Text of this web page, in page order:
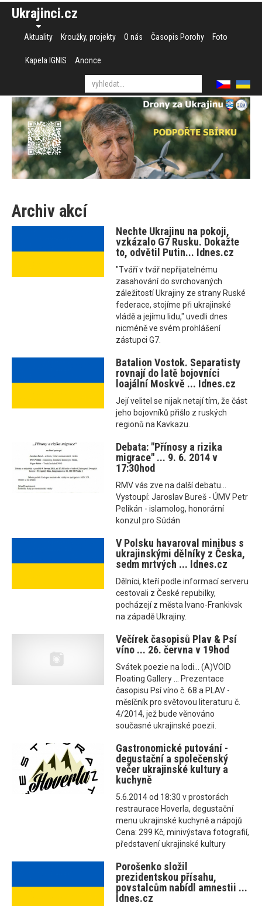
Ukrajinci.cz
Aktuality Kroužky, projekty O nás Časopis Porohy Foto
Kapela IGNIS Anonce
Archiv akcí
Nechte Ukrajinu na pokoji,
vzkázalo G7 Rusku. Dokažte
to, odvětil Putin... Idnes.cz
"Tváří v tvář nepřijatelnému
zasahování do svrchovaných
záležitostí Ukrajiny ze strany Ruské
federace, stojíme při ukrajinské
vládě a jejímu lidu," uvedli dnes
nicméně ve svém prohlášení
zástupci G7.
Batalion Vostok. Separatisty
rovnají do latě bojovníci
loajální Moskvě ... Idnes.cz
Její velitel se nijak netají tím, že část
jeho bojovníků přišlo z ruských
regionů na Kavkazu.
Debata: "Přínosy a rizika
migrace" ... 9. 6. 2014 v
17:30hod
RMV vás zve na další debatu...
Vystoupí: Jaroslav Bureš - ÚMV Petr
Pelikán - islamolog, honorární
konzul pro Súdán
V Polsku havaroval minibus s
ukrajinskými dělníky z Česka,
sedm mrtvých ... Idnes.cz
Dělníci, kteří podle informací serveru
cestovali z České repubilky,
pocházejí z města Ivano-Frankivsk
na západě Ukrajiny.
Večírek časopisů Plav & Psí
víno ... 26. června v 19hod
Svátek poezie na lodi... (A)VOID
Floating Gallery ... Prezentace
časopisu Psí víno č. 68 a PLAV -
měsíčník pro světovou literaturu č.
4/2014, jež bude věnováno
současné ukrajinské poezii.
Gastronomické putování -
degustační a společenský
večer ukrajinské kultury a
kuchyně
5.6.2014 od 18:30 v prostorách
restraurace Hoverla, degustační
menu ukrajinské kuchyně a nápojů
Cena: 299 Kč, minivýstava fotografií,
představení ukrajinské kultury
Porošenko složil
prezidentskou přísahu,
povstalcům nabídl amnestii ...
Idnes.cz